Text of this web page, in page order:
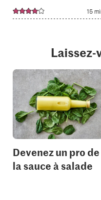
15
Devenez un pro de
la sauce à salade